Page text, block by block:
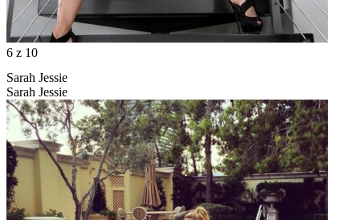
6 z 10
Sarah Jessie
Sarah Jessie